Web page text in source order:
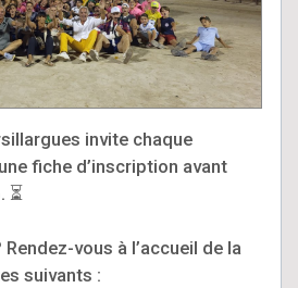
invite chaque
fiche d’inscription avant
⏳
vous à l’accueil de la
suivants :